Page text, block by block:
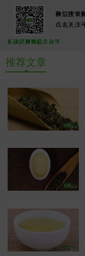
识
推荐文章